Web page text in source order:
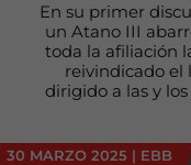
En su primer
un Atano III
toda la afiliación
reivindicado el
dirigido a las y los
30 MARZO 2025 | EBB